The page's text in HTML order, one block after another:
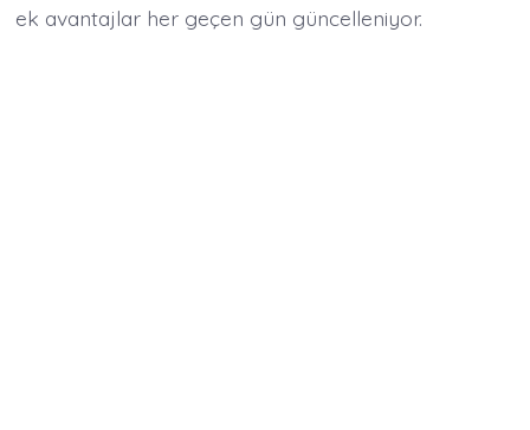
ek avantajlar her geçen gün güncelleniyor.